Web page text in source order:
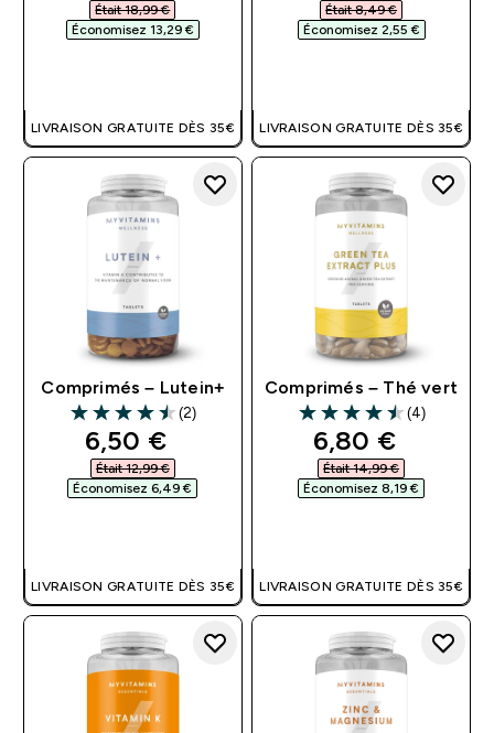
Était 18,99 €‎
Économisez 13,29 €‎
LIVRAISON GRATUITE DÈS 35€
Était 8,49 €‎
Économisez 2,55 €‎
LIVRAISON GRATUITE DÈS 35€
Comprimés – Lutein+
4.5 out of 5 stars
(2)
discounted price
6,50 €‎
Était 12,99 €‎
Économisez 6,49 €‎
LIVRAISON GRATUITE DÈS 35€
Comprimés – Thé vert
4.5 out of 5 stars
(4)
discounted
6,80 €‎
Était 14,99 €‎
Économisez 8,19 €‎
LIVRAISON GRATUITE DÈS 35€